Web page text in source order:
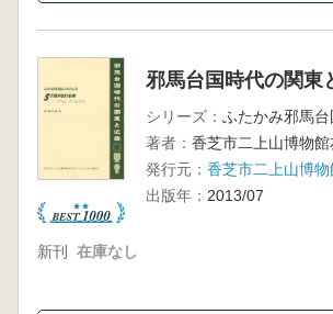
邪馬台国時代の関東
シリーズ：
著者：
発行元：
出版年： 2013/07
新刊 在庫なし